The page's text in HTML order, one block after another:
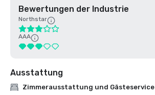
Bewertungen der Industrie
Northstar
AAA
Ausstattung
Zimmerausstattung und Gästeservice